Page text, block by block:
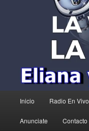
principal
Inicio Radio En Vivo
Anunciate Contacto